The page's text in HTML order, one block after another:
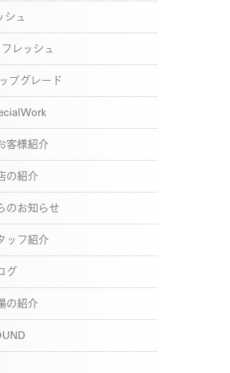
ュ
レッシュ
プグレード
様紹介
の紹介
のお知らせ
ッフ紹介
グ
の紹介